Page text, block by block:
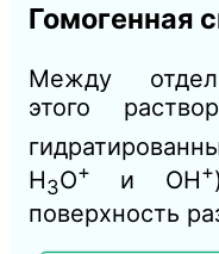
Гомогенная
Между
этого
Н3О+ и ОН+
поверхность